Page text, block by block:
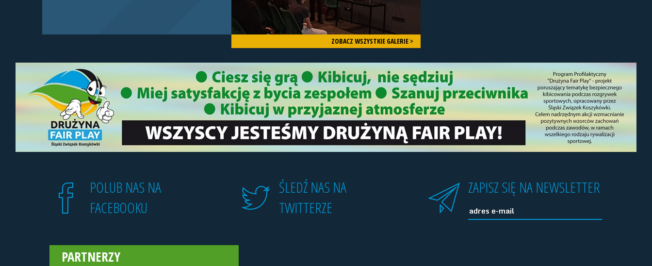
ZOBACZ WSZYSTKIE GALERIE >
POLUB NAS NA
FACEBOOKU
ŚLEDŹ NAS NA
TWITTERZE
ZAPISZ SIĘ NA NEWSLETTER
PARTNERZY